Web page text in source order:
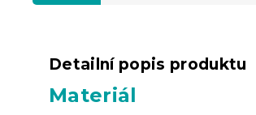
Detailní popis produktu
Materiál